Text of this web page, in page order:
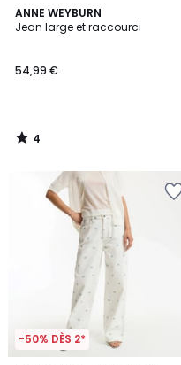
ANNE WEYBURN
Jean large et raccourci
54,99 €
4
/
4
/
-50% DÈS 2*